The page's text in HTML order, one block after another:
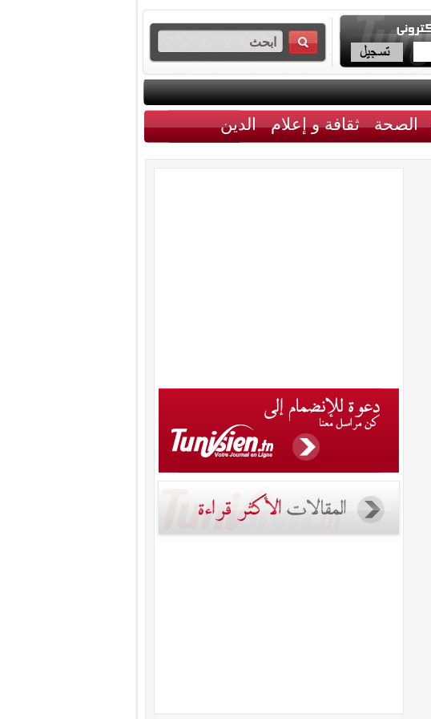
الصحة ثقافة و إعلام الدين